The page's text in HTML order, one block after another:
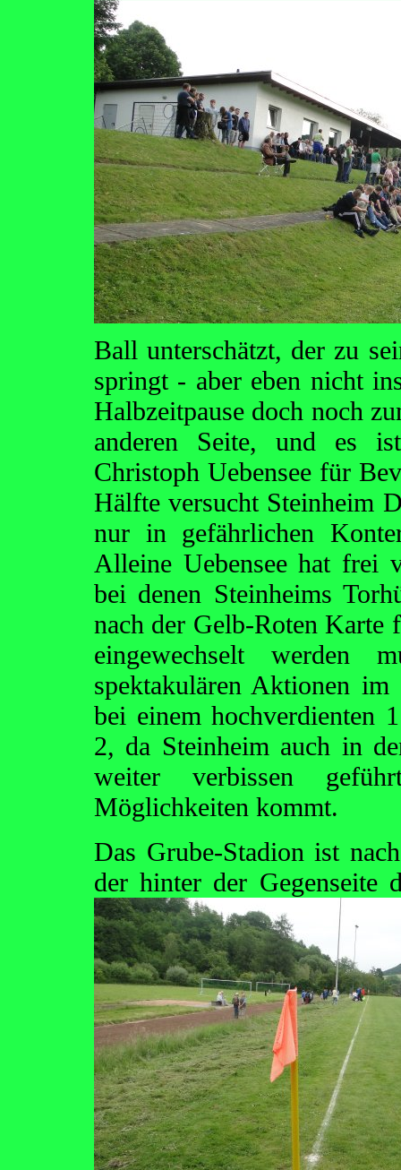
Ball unterschätzt, der zu
springt - aber eben nicht
Halbzeitpause doch noch
anderen Seite, und es
Christoph Uebensee für
Hälfte versucht Steinheim
nur in gefährlichen
Alleine Uebensee hat frei
bei denen Steinheims
nach der Gelb-Roten Karte
eingewechselt werden
spektakulären Aktionen
bei einem hochverdienten
2, da Steinheim auch in
weiter verbissen
Möglichkeiten kommt.
Das Grube-Stadion ist
der hinter der Gegenseite